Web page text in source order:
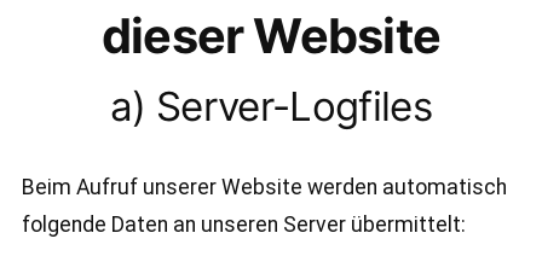
dieser Website
a) Server-Logfiles
Beim Aufruf unserer Website werden automatisch
folgende Daten an unseren Server übermittelt: